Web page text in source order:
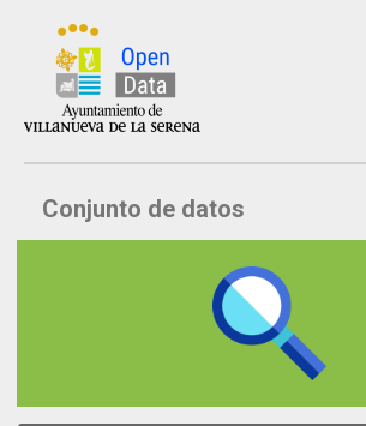
Inicio
Datos
Conjunto de datos